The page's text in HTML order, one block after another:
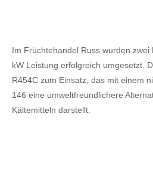
Im Früchtehandel Russ wurden zwei
kW Leistung erfolgreich umgesetzt.
R454C zum Einsatz, das mit einem
146 eine umweltfreundlichere
Kältemitteln darstellt.